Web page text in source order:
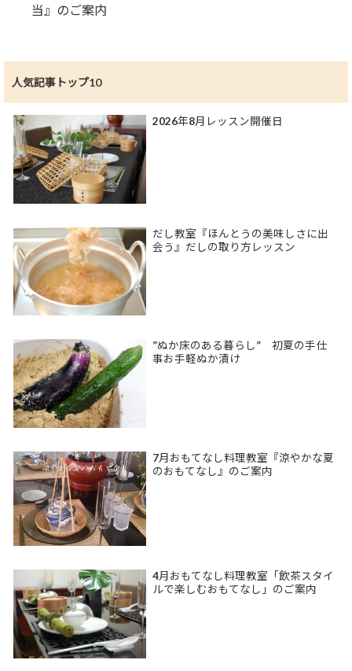
当』のご案内
人気記事トップ10
2026年8月レッスン開催日
だし教室『ほんとうの美味しさに出
会う』だしの取り方レッスン
”ぬか床のある暮らし” 初夏の手仕
事お手軽ぬか漬け
7月おもてなし料理教室『涼やかな夏
のおもてなし』のご案内
4月おもてなし料理教室「飲茶スタイ
ルで楽しむおもてなし」のご案内